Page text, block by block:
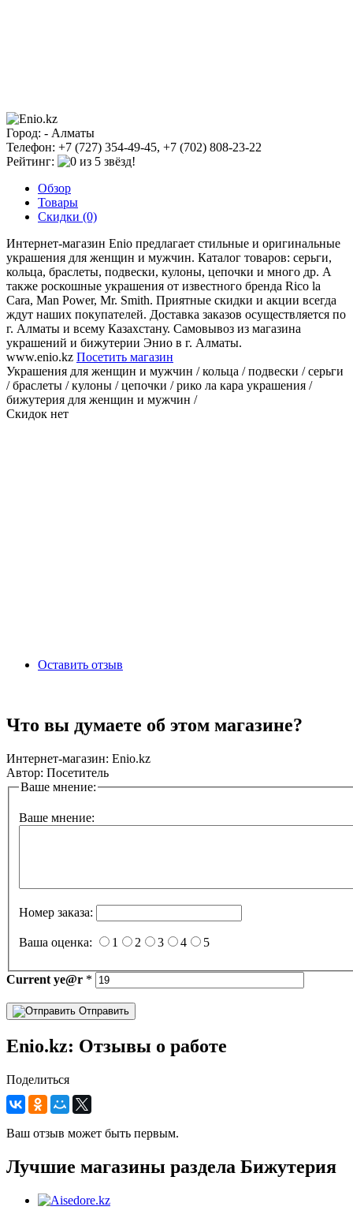
Город: - Алматы
Телефон: +7 (727) 354-49-45, +7 (702) 808-23-22
Рейтинг:
Обзор
Товары
Скидки (0)
Интернет-магазин Enio предлагает стильные и оригинальные
украшения для женщин и мужчин. Каталог товаров: серьги,
кольца, браслеты, подвески, кулоны, цепочки и много др. А
также роскошные украшения от известного бренда Rico la
Cara, Man Power, Mr. Smith. Приятные скидки и акции всегда
ждут наших покупателей. Доставка заказов осуществляется по
г. Алматы и всему Казахстану. Самовывоз из магазина
украшений и бижутерии Энио в г. Алматы.
www.enio.kz Посетить магазин
Украшения для женщин и мужчин / кольца / подвески / серьги
/ браслеты / кулоны / цепочки / рико ла кара украшения /
бижутерия для женщин и мужчин /
Скидок нет
Оставить отзыв
Что вы думаете об этом магазине?
Интернет-магазин: Enio.kz
Автор: Посетитель
Ваше мнение:
Ваше мнение:
Номер заказа:
Ваша оценка: 1 2 3 4 5
Current ye@r *
Отправить
Enio.kz: Отзывы о работе
Поделиться
Ваш отзыв может быть первым.
Лучшие магазины раздела Бижутерия